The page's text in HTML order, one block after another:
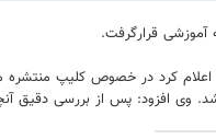
آموزشی قرارگرفت.
اعلام کرد در خصوص کلیپ منتشره
وی افزود: پس از بررسی دقیق